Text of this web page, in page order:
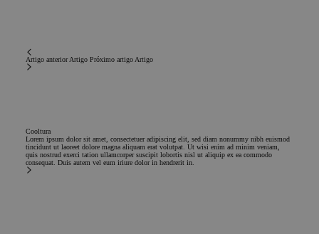
Artigo anteriorArtigo Próximo artigo Artigo
Cooltura
Lorem ipsum dolor sit amet, consectetuer adipiscing elit, sed diam nonummy nibh euismod
tincidunt ut laoreet dolore magna aliquam erat volutpat. Ut wisi enim ad minim veniam,
quis nostrud exerci tation ullamcorper suscipit lobortis nisl ut aliquip ex ea commodo
consequat. Duis autem vel eum iriure dolor in hendrerit in.